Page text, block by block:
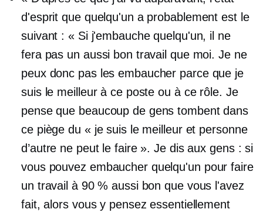
d'esprit que quelqu'un a probablement est le
suivant : « Si j'embauche quelqu'un, il ne
fera pas un aussi bon travail que moi. Je ne
peux donc pas les embaucher parce que je
suis le meilleur à ce poste ou à ce rôle. Je
pense que beaucoup de gens tombent dans
ce piège du « je suis le meilleur et personne
d’autre ne peut le faire ». Je dis aux gens : si
vous pouvez embaucher quelqu'un pour faire
un travail à 90 % aussi bon que vous l'avez
fait, alors vous y pensez essentiellement